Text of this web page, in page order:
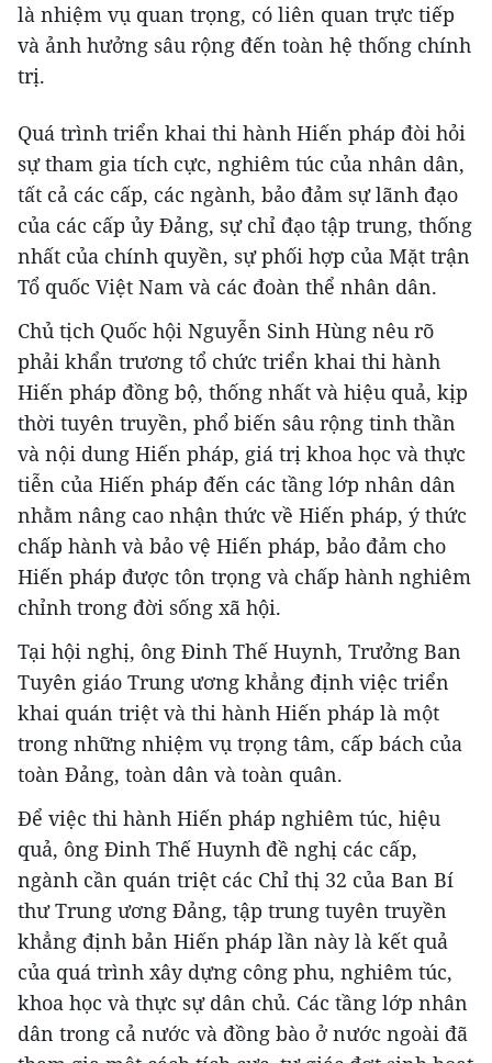
là nhiệm vụ quan trọng, có liên quan trực tiếp
và ảnh hưởng sâu rộng đến toàn hệ thống chính
trị.
Quá trình triển khai thi hành Hiến pháp đòi hỏi
sự tham gia tích cực, nghiêm túc của nhân dân,
tất cả các cấp, các ngành, bảo đảm sự lãnh đạo
của các cấp ủy Đảng, sự chỉ đạo tập trung, thống
nhất của chính quyền, sự phối hợp của Mặt trận
Tổ quốc Việt Nam và các đoàn thể nhân dân.
Chủ tịch Quốc hội Nguyễn Sinh Hùng nêu rõ
phải khẩn trương tổ chức triển khai thi hành
Hiến pháp đồng bộ, thống nhất và hiệu quả, kịp
thời tuyên truyền, phổ biến sâu rộng tinh thần
và nội dung Hiến pháp, giá trị khoa học và thực
tiễn của Hiến pháp đến các tầng lớp nhân dân
nhằm nâng cao nhận thức về Hiến pháp, ý thức
chấp hành và bảo vệ Hiến pháp, bảo đảm cho
Hiến pháp được tôn trọng và chấp hành nghiêm
chỉnh trong đời sống xã hội.
Tại hội nghị, ông Đinh Thế Huynh, Trưởng Ban
Tuyên giáo Trung ương khẳng định việc triển
khai quán triệt và thi hành Hiến pháp là một
trong những nhiệm vụ trọng tâm, cấp bách của
toàn Đảng, toàn dân và toàn quân.
Để việc thi hành Hiến pháp nghiêm túc, hiệu
quả, ông Đinh Thế Huynh đề nghị các cấp,
ngành cần quán triệt các Chỉ thị 32 của Ban Bí
thư Trung ương Đảng, tập trung tuyên truyền
khẳng định bản Hiến pháp lần này là kết quả
của quá trình xây dựng công phu, nghiêm túc,
khoa học và thực sự dân chủ. Các tầng lớp nhân
dân trong cả nước và đồng bào ở nước ngoài đã